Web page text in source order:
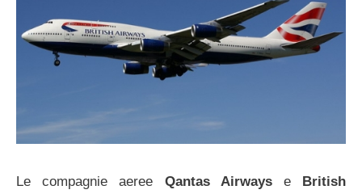
Le compagnie aeree Qantas Airwayse British